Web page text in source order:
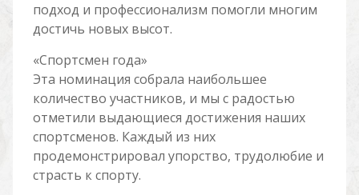
подход и профессионализм помогли многим
достичь новых высот.
«Спортсмен года»
Эта номинация собрала наибольшее
количество участников, и мы с радостью
отметили выдающиеся достижения наших
спортсменов. Каждый из них
продемонстрировал упорство, трудолюбие и
страсть к спорту.